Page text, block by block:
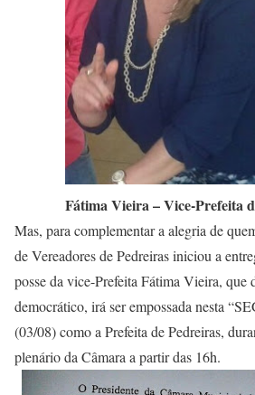
Fátima Vieira – Vice-Prefeita
Mas, para complementar a alegria de
de Vereadores de Pedreiras iniciou a
posse da vice-Prefeita Fátima Vieira, que
democrático, irá ser empossada nesta
(03/08) como a Prefeita de Pedreiras,
plenário da Câmara a partir das 16h.